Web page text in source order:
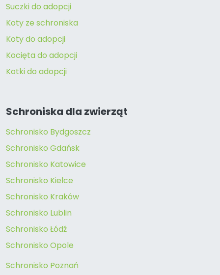
Suczki do adopcji
Koty ze schroniska
Koty do adopcji
Kocięta do adopcji
Kotki do adopcji
Schroniska dla zwierząt
Schronisko Bydgoszcz
Schronisko Gdańsk
Schronisko Katowice
Schronisko Kielce
Schronisko Kraków
Schronisko Lublin
Schronisko Łódź
Schronisko Opole
Schronisko Poznań